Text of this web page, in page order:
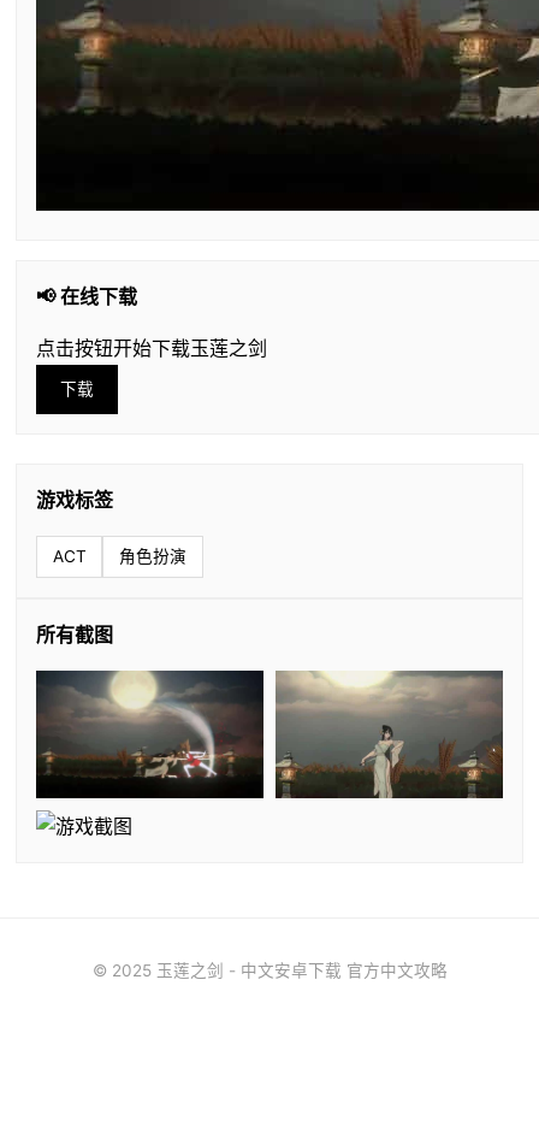
📢 在线下载
点击按钮开始下载玉莲之剑
下载
游戏标签
ACT 角色扮演
所有截图
© 2025 玉莲之剑 - 中文安卓下载 官方中文攻略